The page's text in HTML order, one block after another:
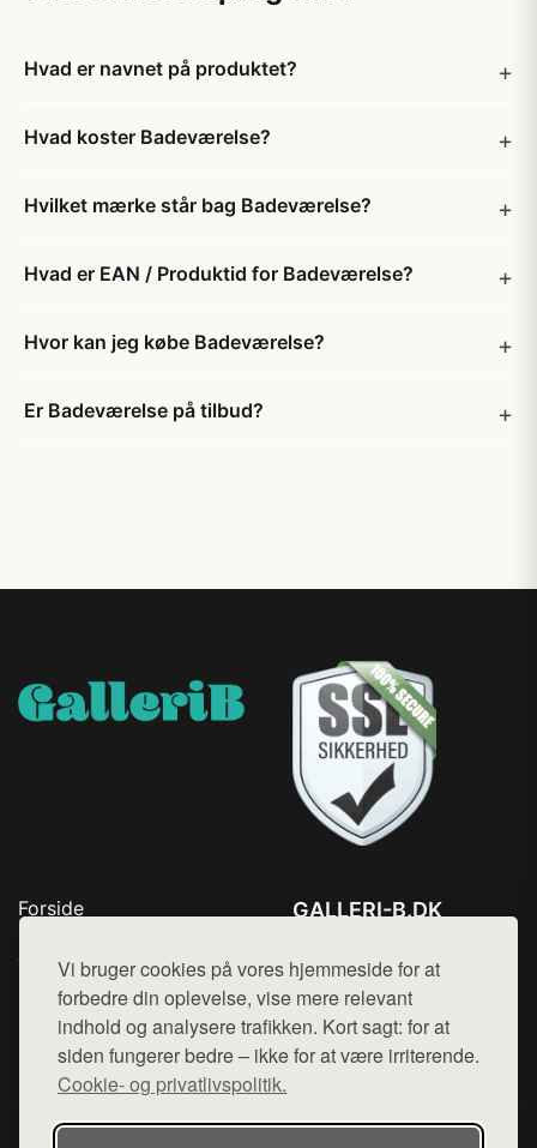
Vi bruger cookies på vores hjemmeside for at
forbedre din oplevelse, vise mere relevant
indhold og analysere trafikken. Kort sagt: for at
siden fungerer bedre – ikke for at være irriterende.
Cookie- og privatlivspolitik.
Hvad er navnet på produktet?
Hvad koster Badeværelse?
Hvilket mærke står bag Badeværelse?
Hvad er EAN / Produktid for Badeværelse?
Hvor kan jeg købe Badeværelse?
Er Badeværelse på tilbud?
Forside
Top Rabatter
Blog
Kontakt
GALLERI-B.DK
Mail: hej@want.dk
Cookie- og privatlivspolitik